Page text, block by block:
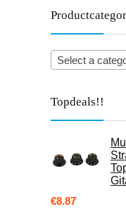
Select a
Topdeals!!
€8.87